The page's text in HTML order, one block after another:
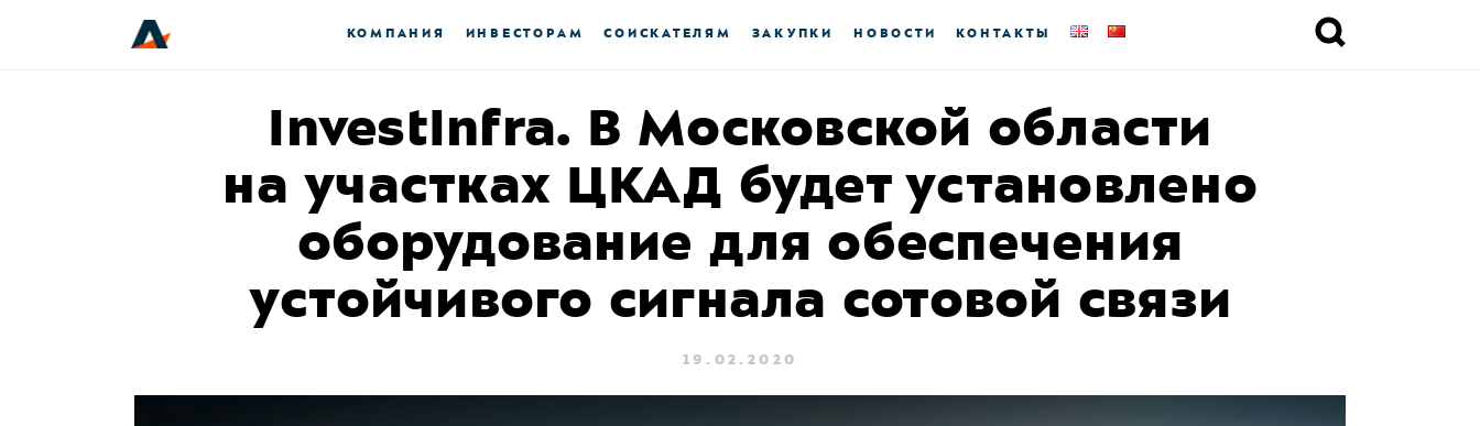
КОМПАНИЯ ИНВЕСТОРАМ СОИСКАТЕЛЯМ ЗАКУПКИ НОВОСТИ КОНТАКТЫ
InvestInfra. В Московской области
на участках ЦКАД будет установлено
оборудование для обеспечения
устойчивого сигнала сотовой связи
19.02.2020